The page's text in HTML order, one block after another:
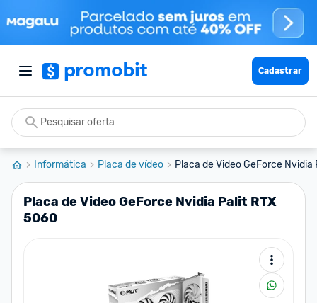
Cadastrar
Informática Placa de vídeo Placa de Video GeForce Nvidia
Placa de Video GeForce Nvidia Palit RTX
5060